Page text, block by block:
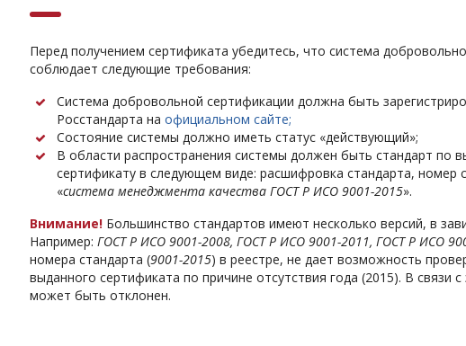
Перед получением сертификата убедитесь, что система
соблюдает следующие требования:
Система добровольной сертификации должна быть
Росстандарта на официальном сайте;
Состояние системы должно иметь статус «действующий»;
В области распространения системы должен быть стандарт по
сертификату в следующем виде: расшифровка стандарта, номер
«система менеджмента качества ГОСТ Р ИСО 9001-2015».
Внимание! Большинство стандартов имеют несколько версий, в
Например: ГОСТ Р ИСО 9001-2008, ГОСТ Р ИСО 9001-2011, ГОСТ Р ИСО
номера стандарта (9001-2015) в реестре, не дает возможность
выданного сертификата по причине отсутствия года (2015). В связи
может быть отклонен.